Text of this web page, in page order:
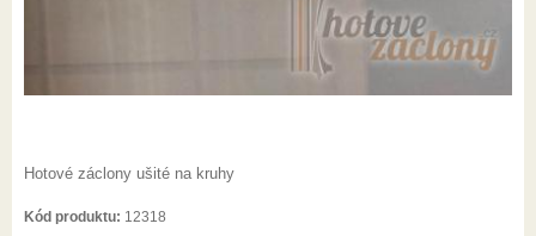
Hotové záclony ušité na kruhy
Kód produktu: 12318